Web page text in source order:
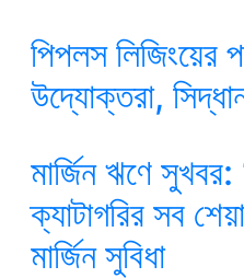
পিপলস লিজিংয়ের
উদ্যোক্তরা,
মার্জিন ঋণে সুখবর:
ক্যাটাগরির সব
মার্জিন সুবিধা